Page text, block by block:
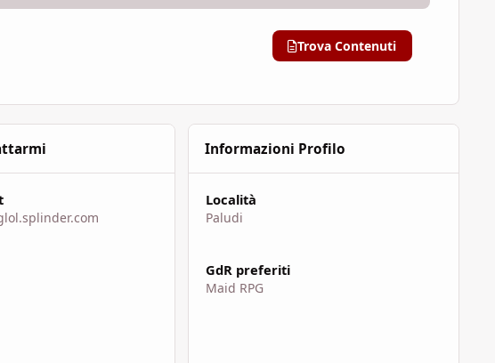
Trova Contenuti
Informazioni Profilo
Località
Paludi
GdR preferiti
Maid RPG